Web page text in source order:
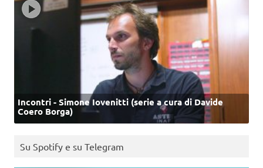
Incontri - Simone Iovenitti (serie a cura di Davide
Coero Borga)
Su Spotify e su Telegram